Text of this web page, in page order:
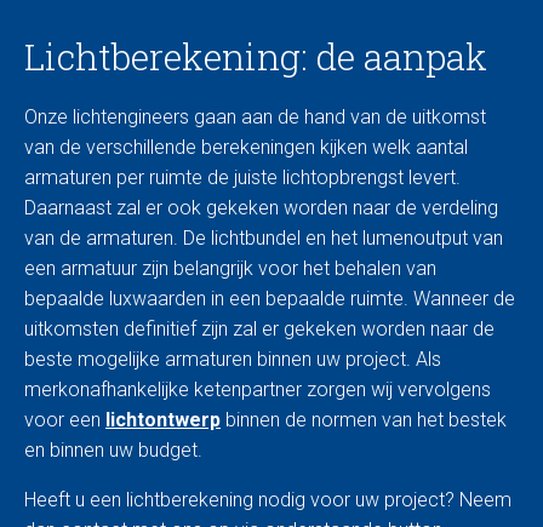
Lichtberekening: de aanpak
Onze lichtengineers gaan aan de hand van de uitkomst
van de verschillende berekeningen kijken welk aantal
armaturen per ruimte de juiste lichtopbrengst levert.
Daarnaast zal er ook gekeken worden naar de verdeling
van de armaturen. De lichtbundel en het lumenoutput van
een armatuur zijn belangrijk voor het behalen van
bepaalde luxwaarden in een bepaalde ruimte. Wanneer de
uitkomsten definitief zijn zal er gekeken worden naar de
beste mogelijke armaturen binnen uw project. Als
merkonafhankelijke ketenpartner zorgen wij vervolgens
voor een lichtontwerp binnen de normen van het bestek
en binnen uw budget.
Heeft u een lichtberekening nodig voor uw project? Neem